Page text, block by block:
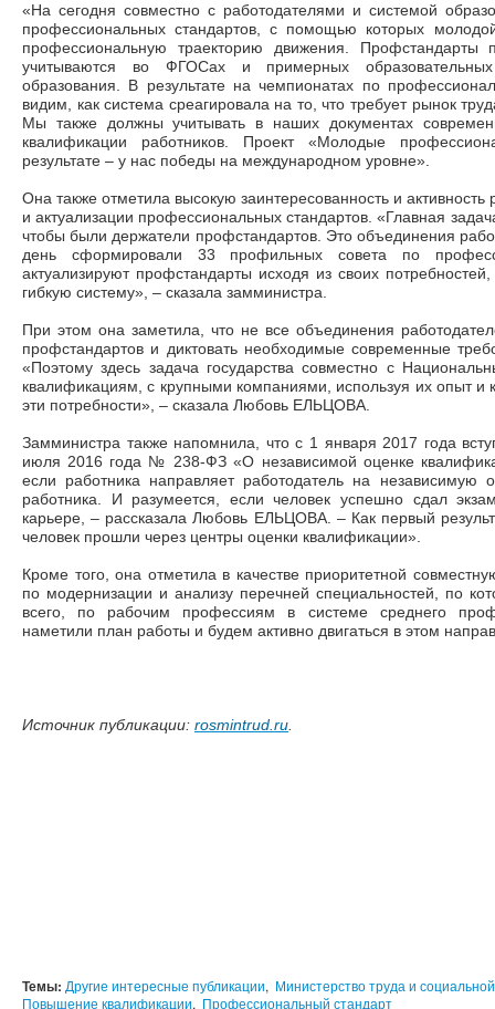
«На сегодня совместно с работодателями и системой
профессиональных стандартов, с помощью которых
профессиональную траекторию движения. Профстандарты
учитываются во ФГОСах и примерных образовательных
образования. В результате на чемпионатах по
видим, как система среагировала на то, что требует рынок
Мы также должны учитывать в наших документах
квалификации работников. Проект «Молодые
результате – у нас победы на международном уровне».
Она также отметила высокую заинтересованность и активность
и актуализации профессиональных стандартов. «Главная
чтобы были держатели профстандартов. Это объединения
день сформировали 33 профильных совета по
актуализируют профстандарты исходя из своих
гибкую систему», – сказала замминистра.
При этом она заметила, что не все объединения
профстандартов и диктовать необходимые современные
«Поэтому здесь задача государства совместно с
квалификациям, с крупными компаниями, используя их опыт и
эти потребности», – сказала Любовь ЕЛЬЦОВА.
Замминистра также напомнила, что с 1 января 2017 года
июля 2016 года № 238-ФЗ «О независимой оценке
если работника направляет работодатель на независимую
работника. И разумеется, если человек успешно сдал
карьере, – рассказала Любовь ЕЛЬЦОВА. – Как первый
человек прошли через центры оценки квалификации».
Кроме того, она отметила в качестве приоритетной
по модернизации и анализу перечней специальностей, по
всего, по рабочим профессиям в системе среднего
наметили план работы и будем активно двигаться в этом
Источник публикации: rosmintrud.ru.
Темы: Другие интересные публикации, Министерство труда и
Повышение квалификации, Профессиональный стандарт